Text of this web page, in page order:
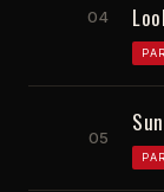
04
05